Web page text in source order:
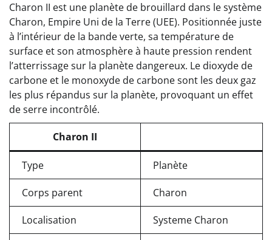
Charon II est une planète de brouillard dans le système
Charon, Empire Uni de la Terre (UEE). Positionnée juste
à l’intérieur de la bande verte, sa température de
surface et son atmosphère à haute pression rendent
l’atterrissage sur la planète dangereux. Le dioxyde de
carbone et le monoxyde de carbone sont les deux gaz
les plus répandus sur la planète, provoquant un effet
de serre incontrôlé.
Charon II
Type Planète
Corps parent Charon
Localisation Systeme Charon